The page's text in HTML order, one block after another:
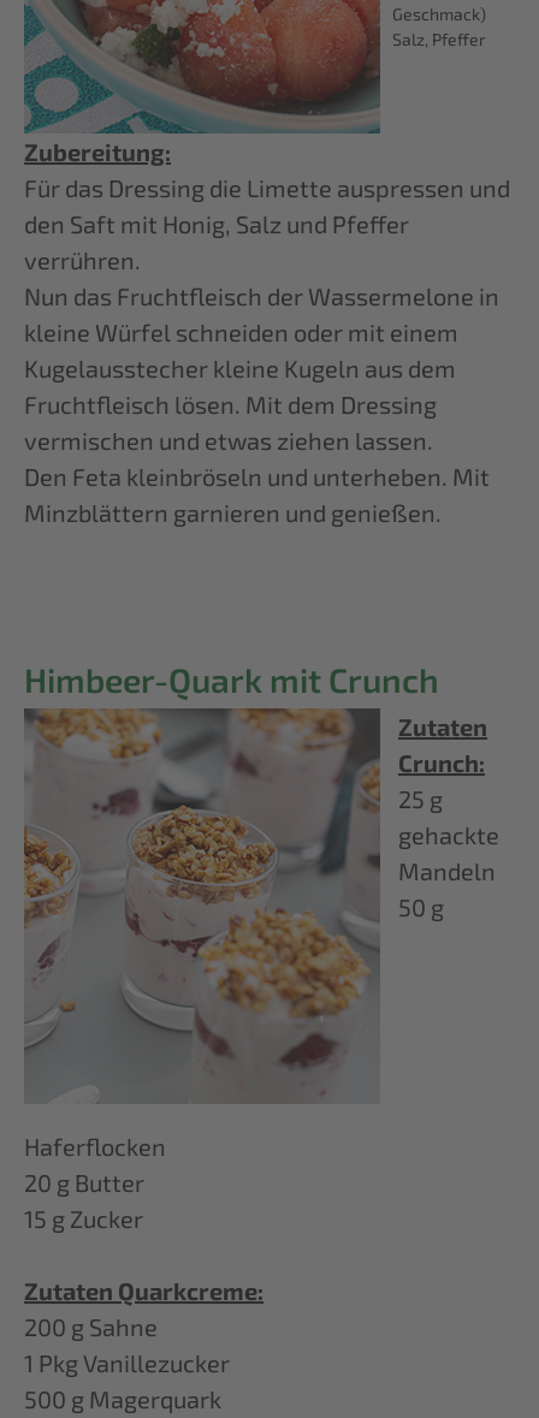
Geschmack)
Salz, Pfeffer
Zubereitung:
Für das Dressing die Limette auspressen und
den Saft mit Honig, Salz und Pfeffer
verrühren.
Nun das Fruchtfleisch der Wassermelone in
kleine Würfel schneiden oder mit einem
Kugelausstecher kleine Kugeln aus dem
Fruchtfleisch lösen. Mit dem Dressing
vermischen und etwas ziehen lassen.
Den Feta kleinbröseln und unterheben. Mit
Minzblättern garnieren und genießen.
Himbeer-Quark mit Crunch
Zutaten
Crunch:
25 g
gehackte
Mandeln
50 g
Haferflocken
20 g Butter
15 g Zucker
Zutaten Quarkcreme:
200 g Sahne
1 Pkg Vanillezucker
500 g Magerquark